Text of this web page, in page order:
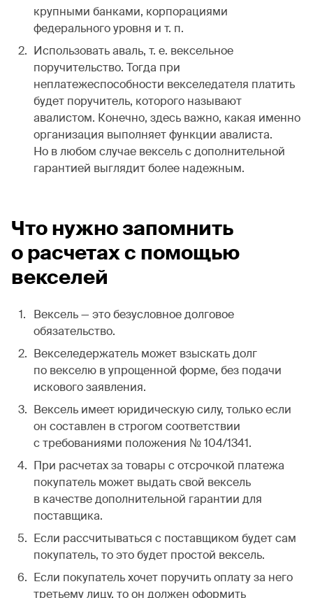
крупными банками, корпорациями
федерального уровня и т. п.
Использовать аваль, т. е. вексельное
поручительство. Тогда при
неплатежеспособности векселедателя платить
будет поручитель, которого называют
авалистом. Конечно, здесь важно, какая именно
организация выполняет функции авалиста.
Но в любом случае вексель с дополнительной
гарантией выглядит более надежным.
Что нужно запомнить
о расчетах с помощью
векселей
Вексель — это безусловное долговое
обязательство.
Векселедержатель может взыскать долг
по векселю в упрощенной форме, без подачи
искового заявления.
Вексель имеет юридическую силу, только если
он составлен в строгом соответствии
с требованиями положения № 104/1341.
При расчетах за товары с отсрочкой платежа
покупатель может выдать свой вексель
в качестве дополнительной гарантии для
поставщика.
Если рассчитываться с поставщиком будет сам
покупатель, то это будет простой вексель.
Если покупатель хочет поручить оплату за него
третьему лицу, то он должен оформить